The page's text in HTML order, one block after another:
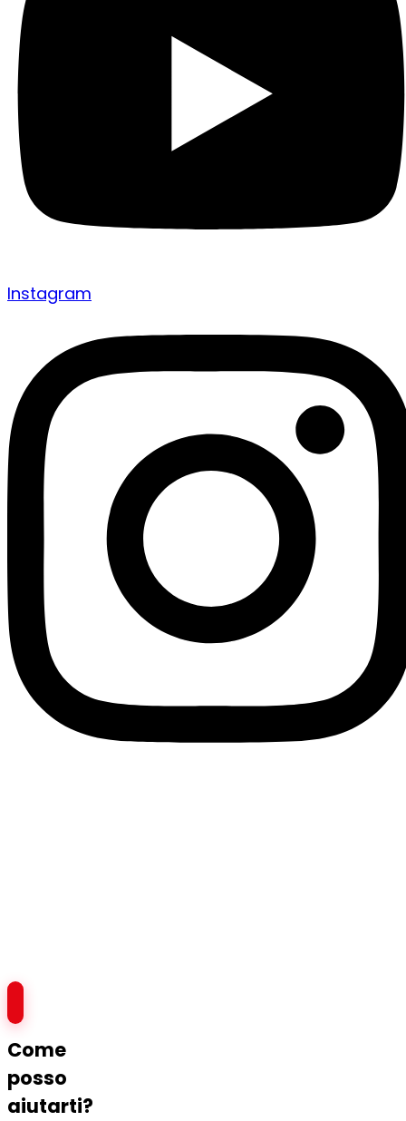
Instagram
Come
posso
aiutarti?